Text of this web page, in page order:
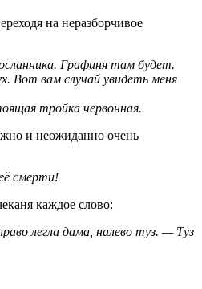
на неразборчивое
Графиня там будет.
Вот вам случай увидеть меня
тройка червонная.
и неожиданно очень
смерти!
каждое слово:
легла дама, налево туз. — Туз